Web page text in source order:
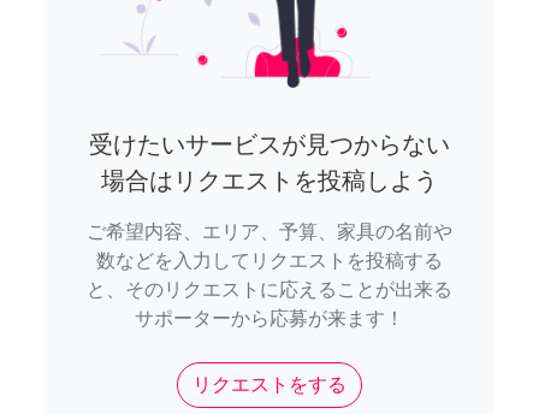
受けたいサービスが見つからない
場合はリクエストを投稿しよう
ご希望内容、エリア、予算、家具の名前や
数などを入力してリクエストを投稿する
と、そのリクエストに応えることが出来る
サポーターから応募が来ます！
リクエストをする